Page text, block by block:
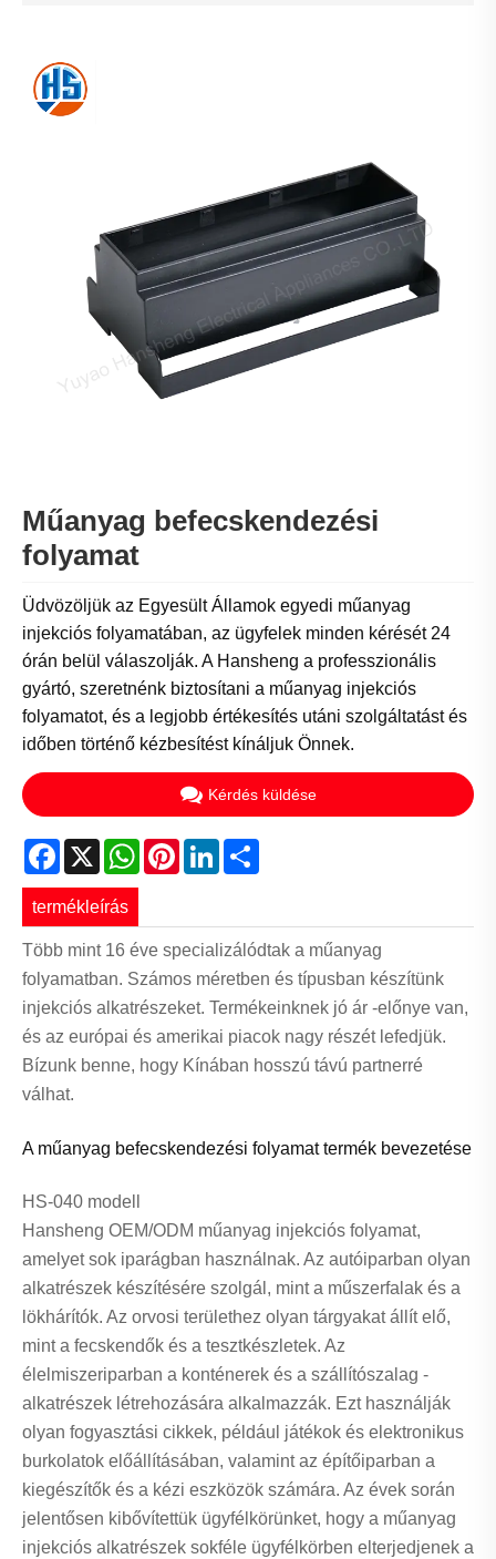
Műanyag befecskendezési
folyamat
Üdvözöljük az Egyesült Államok egyedi műanyag
injekciós folyamatában, az ügyfelek minden kérését 24
órán belül válaszolják. A Hansheng a professzionális
gyártó, szeretnénk biztosítani a műanyag injekciós
folyamatot, és a legjobb értékesítés utáni szolgáltatást és
időben történő kézbesítést kínáljuk Önnek.
Kérdés küldése
Facebook
X WhatsApp
PinterestLinkedIn
termékleírás
Több mint 16 éve specializálódtak a műanyag
folyamatban. Számos méretben és típusban készítünk
injekciós alkatrészeket. Termékeinknek jó ár -előnye van,
és az európai és amerikai piacok nagy részét lefedjük.
Bízunk benne, hogy Kínában hosszú távú partnerré
válhat.
A műanyag befecskendezési folyamat termék bevezetése
HS-040 modell
Hansheng OEM/ODM műanyag injekciós folyamat,
amelyet sok iparágban használnak. Az autóiparban olyan
alkatrészek készítésére szolgál, mint a műszerfalak és a
lökhárítók. Az orvosi területhez olyan tárgyakat állít elő,
mint a fecskendők és a tesztkészletek. Az
élelmiszeriparban a konténerek és a szállítószalag -
alkatrészek létrehozására alkalmazzák. Ezt használják
olyan fogyasztási cikkek, például játékok és elektronikus
burkolatok előállításában, valamint az építőiparban a
kiegészítők és a kézi eszközök számára. Az évek során
jelentősen kibővítettük ügyfélkörünket, hogy a műanyag
injekciós alkatrészek sokféle ügyfélkörben elterjedjenek a